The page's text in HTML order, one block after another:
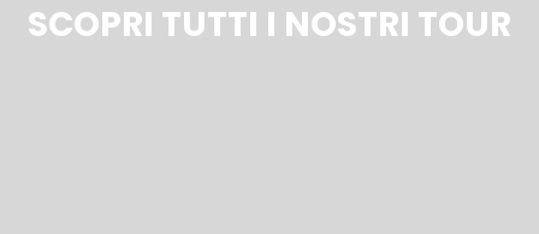
SCOPRI TUTTI I NOSTRI TOUR